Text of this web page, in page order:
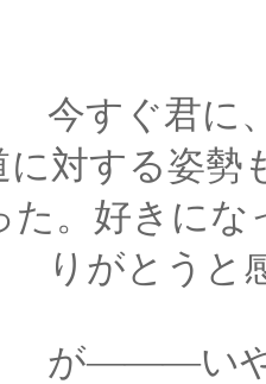
、俺も君
に対する姿
た。好きにな
感謝の気
、いや